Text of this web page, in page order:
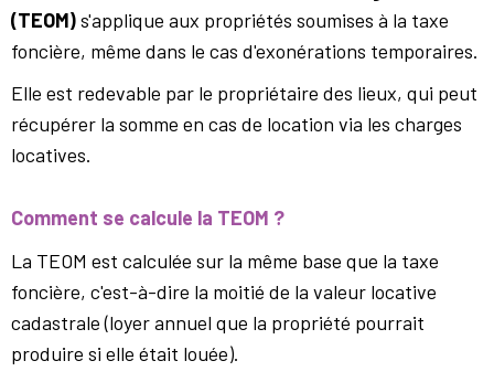
(TEOM)s'applique aux propriétés soumises à la taxe
foncière, même dans le cas d'exonérations temporaires.
Elle est redevable par le propriétaire des lieux, qui peut
récupérer la somme en cas de location via les charges
locatives.
Comment se calcule la TEOM ?
La TEOM est calculée sur la même base que la taxe
foncière, c'est-à-dire la moitié de la valeur locative
cadastrale (loyer annuel que la propriété pourrait
produire si elle était louée).